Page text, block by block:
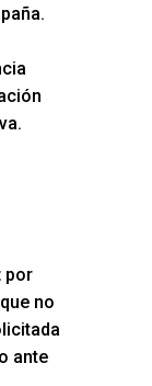
por
no
ante